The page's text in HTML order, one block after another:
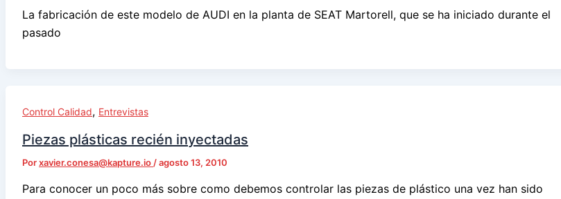
La fabricación de este modelo de AUDI en la planta de SEAT Martorell, que se ha iniciado durante el
pasado
Control Calidad, Entrevistas
Piezas plásticas recién inyectadas
Porxavier.conesa@kapture.io/agosto 13, 2010
Para conocer un poco más sobre como debemos controlar las piezas de plástico una vez han sido